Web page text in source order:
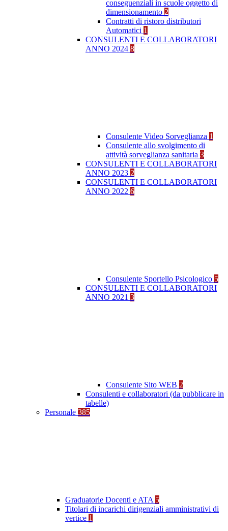
conseguenziali in scuole oggetto di
dimensionamento 2
Contratti di ristoro distributori
Automatici 1
CONSULENTI E COLLABORATORI
ANNO 2024 8
Consulente Video Sorveglianza 1
Consulente allo svolgimento di
attività sorveglianza sanitaria 3
CONSULENTI E COLLABORATORI
ANNO 2023 2
CONSULENTI E COLLABORATORI
ANNO 2022 6
Consulente Sportello Psicologico 5
CONSULENTI E COLLABORATORI
ANNO 2021 3
Consulente Sito WEB 2
Consulenti e collaboratori (da pubblicare in
tabelle)
Personale 385
Graduatorie Docenti e ATA 5
Titolari di incarichi dirigenziali amministrativi di
vertice 1